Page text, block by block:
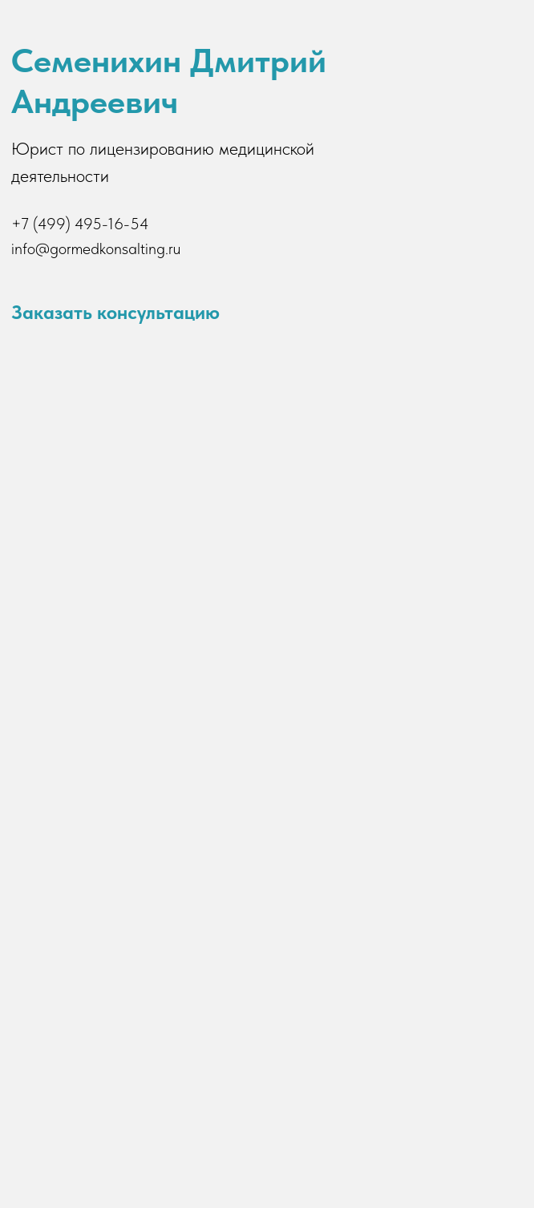
Семенихин Дмитрий
Андреевич
Юрист по лицензированию медицинской
деятельности
+7 (499) 495-16-54
info@gormedkonsalting.ru
Заказать консультацию